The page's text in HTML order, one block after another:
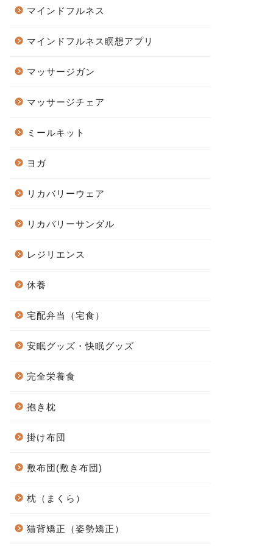
マインドフルネス
マインドフルネス瞑想アプリ
マッサージガン
マッサージチェア
ミールキット
ヨガ
リカバリーウェア
リカバリーサンダル
レジリエンス
休養
宅配弁当（宅食）
安眠グッズ・快眠グッズ
完全栄養食
抱き枕
掛け布団
敷布団(敷き布団)
枕（まくら）
猫背矯正（姿勢矯正）